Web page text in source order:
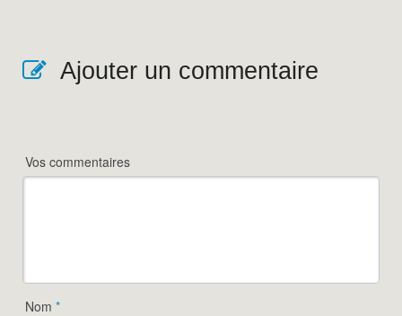
Ajouter un commentaire
Vos commentaires
Nom*